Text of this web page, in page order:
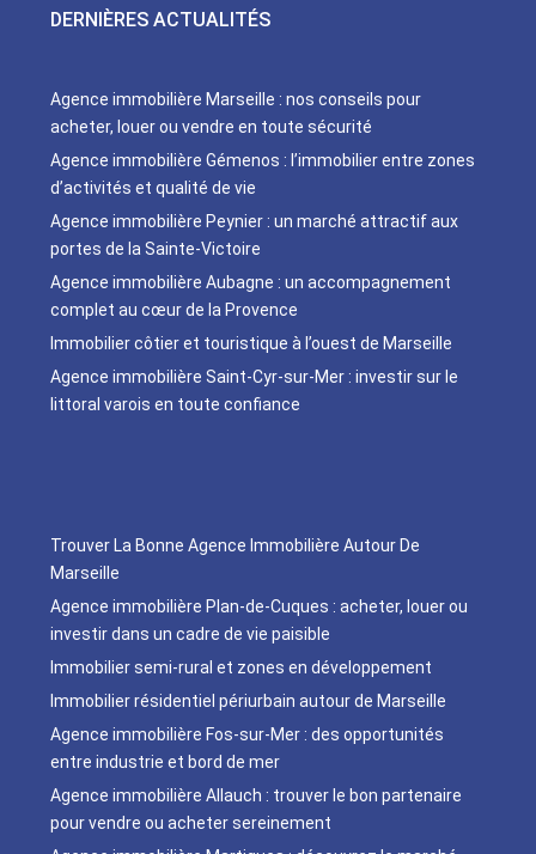
DERNIÈRES ACTUALITÉS
Agence immobilière Marseille : nos conseils pour
acheter, louer ou vendre en toute sécurité
Agence immobilière Gémenos : l’immobilier entre zones
d’activités et qualité de vie
Agence immobilière Peynier : un marché attractif aux
portes de la Sainte-Victoire
Agence immobilière Aubagne : un accompagnement
complet au cœur de la Provence
Immobilier côtier et touristique à l’ouest de Marseille
Agence immobilière Saint-Cyr-sur-Mer : investir sur le
littoral varois en toute confiance
Trouver La Bonne Agence Immobilière Autour De
Marseille
Agence immobilière Plan-de-Cuques : acheter, louer ou
investir dans un cadre de vie paisible
Immobilier semi-rural et zones en développement
Immobilier résidentiel périurbain autour de Marseille
Agence immobilière Fos-sur-Mer : des opportunités
entre industrie et bord de mer
Agence immobilière Allauch : trouver le bon partenaire
pour vendre ou acheter sereinement